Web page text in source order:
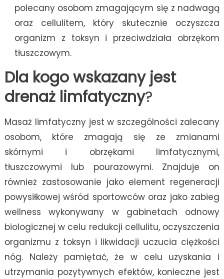
polecany osobom zmagającym się z nadwagą
oraz cellulitem, który skutecznie oczyszcza
organizm z toksyn i przeciwdziała obrzękom
tłuszczowym.
Dla kogowskazanyjest
drenaż limfatyczny?
Masaż limfatyczny jest w szczególności zalecany
osobom, które zmagają się ze zmianami
skórnymi i obrzękami limfatycznymi,
tłuszczowymi lub pourazowymi. Znajduje on
również zastosowanie jako element regeneracji
powysiłkowej wśród sportowców oraz jako zabieg
wellness wykonywany w gabinetach odnowy
biologicznej w celu redukcji cellulitu, oczyszczenia
organizmu z toksyn i likwidacji uczucia ciężkości
nóg. Należy pamiętać, że w celu uzyskania i
utrzymania pozytywnych efektów, konieczne jest